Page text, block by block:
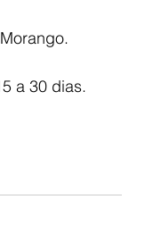
a 30 dias.